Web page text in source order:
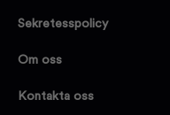
Sekretesspolicy
Om oss
Kontakta oss